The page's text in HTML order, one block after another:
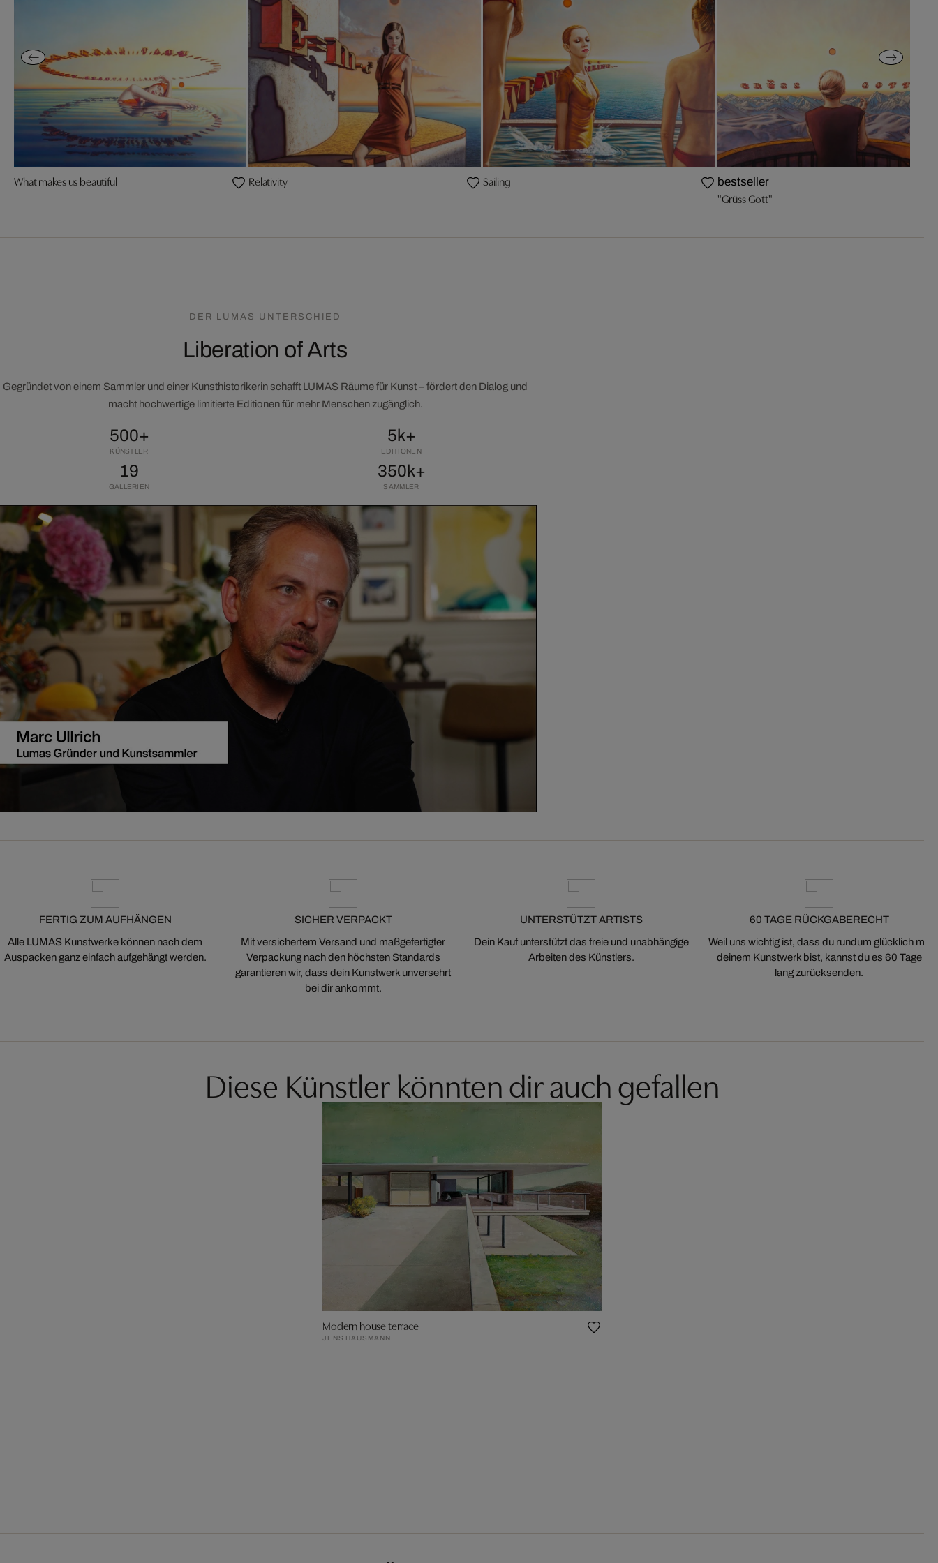
What makes us beautiful Relativity Sailing bestseller
"Grüss Gott"
DER LUMAS UNTERSCHIED
Liberation of Arts
Gegründet von einem Sammler und einer Kunsthistorikerin schafft LUMAS Räume für Kunst – fördert den Dialog und
macht hochwertige limitierte Editionen für mehr Menschen zugänglich.
500+
KÜNSTLER
5k+
EDITIONEN
19
GALLERIEN
350k+
SAMMLER
FERTIG ZUM AUFHÄNGEN
Alle LUMAS Kunstwerke können nach dem
Auspacken ganz einfach aufgehängt werden.
SICHER VERPACKT
Mit versichertem Versand und maßgefertigter
Verpackung nach den höchsten Standards
garantieren wir, dass dein Kunstwerk unversehrt
bei dir ankommt.
UNTERSTÜTZT ARTISTS
Dein Kauf unterstützt das freie und unabhängige
Arbeiten des Künstlers.
60 TAGE RÜCKGABERECHT
Weil uns wichtig ist, dass du rundum glücklich mit
deinem Kunstwerk bist, kannst du es 60 Tage
lang zurücksenden.
Diese Künstler könnten dir auch gefallen
Modern house terrace
JENS HAUSMANN